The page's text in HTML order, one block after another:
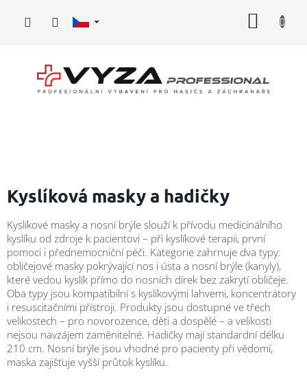
vybavení
Požární
sport
Zdravotnické
vybavení
Oblečení,
obuv
a
doplňky
★
Kyslíková masky a hadičky
Kyslíkové masky a nosní brýle slouží k přívodu medicinálního
kyslíku od zdroje k pacientovi – při kyslíkové terapii, první
pomoci i přednemocniční péči. Kategorie zahrnuje dva typy:
obličejové masky pokrývající nos i ústa a nosní brýle (kanyly),
které vedou kyslík přímo do nosních dírek bez zakrytí obličeje.
Oba typy jsou kompatibilní s kyslíkovými lahvemi, koncentrátory
i resuscitačními přístroji. Produkty jsou dostupné ve třech
velikostech – pro novorozence, děti a dospělé – a velikosti
nejsou navzájem zaměnitelné. Hadičky mají standardní délku
210 cm. Nosní brýle jsou vhodné pro pacienty při vědomí,
maska zajišťuje vyšší průtok kyslíku.